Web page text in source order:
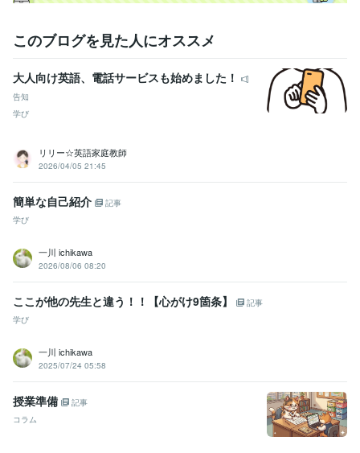
ビジネス・クリエイティブツール
Canva:3年Excel:35年freee:3年ChatGPT:1年ペライチ:1年
Google サイト:1年
PowerPoint:25年
Word:30年
その他ツール
Gemini:1年notobookLM:0年
得意分野
学習指導・資格・キャリア相談
ライティング・翻訳
詐欺 ビジネス 仕事
学歴
1985年3月 ~ 1989年2月
英語 日常会話レベル
このブログを見た人にオススメ
大人向け英語、電話サービスも始めました！
告知
学び
リリー☆英語家庭教師
2026/04/05 21:45
簡単な自己紹介
記事
学び
一川 ichikawa
2026/08/06 08:20
ここが他の先生と違う！！【心がけ9箇条】
記事
学び
一川 ichikawa
2025/07/24 05:58
授業準備
記事
コラム